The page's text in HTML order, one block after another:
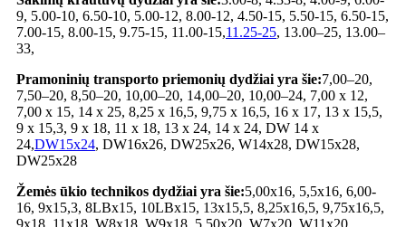
9, 5.00-10, 6.50-10, 5.00-12, 8.00-12, 4.50-15, 5.50-15, 6.50-15,
7.00-15, 8.00-15, 9.75-15, 11.00-15,11.25-25, 13.00–25, 13.00–
33,
Pramoninių transporto priemonių dydžiai yra šie:7,00–20,
7,50–20, 8,50–20, 10,00–20, 14,00–20, 10,00–24, 7,00 x 12,
7,00 x 15, 14 x 25, 8,25 x 16,5, 9,75 x 16,5, 16 x 17, 13 x 15,5,
9 x 15,3, 9 x 18, 11 x 18, 13 x 24, 14 x 24, DW 14 x
24,DW15x24, DW16x26, DW25x26, W14x28, DW15x28,
DW25x28
Žemės ūkio technikos dydžiai yra šie:5,00x16, 5,5x16, 6,00-
16, 9x15,3, 8LBx15, 10LBx15, 13x15,5, 8,25x16,5, 9,75x16,5,
9x18, 11x18, W8x18, W9x18, 5,50x20, W7x20, W11x20,